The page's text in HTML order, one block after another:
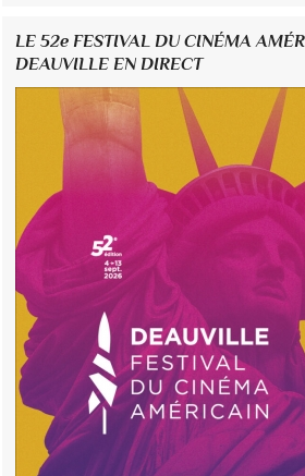
LE 52e FESTIVAL DU CINÉMA
DEAUVILLE EN DIRECT